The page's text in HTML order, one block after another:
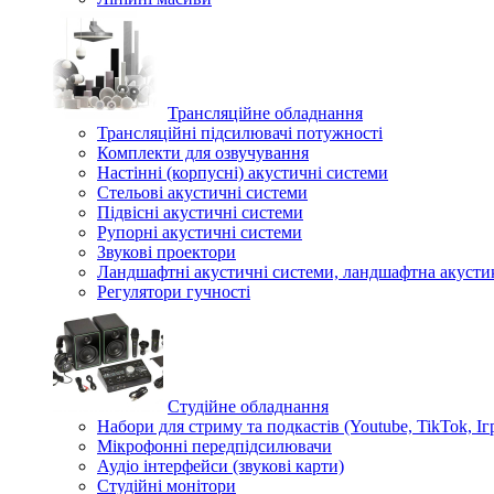
Трансляційне обладнання
Трансляційні підсилювачі потужності
Комплекти для озвучування
Настінні (корпусні) акустичні системи
Стельові акустичні системи
Підвісні акустичні системи
Рупорні акустичні системи
Звукові проектори
Ландшафтні акустичні системи, ландшафтна
Регулятори гучності
Студійне обладнання
Набори для стриму та подкастів (Youtube, TikTok,
Мікрофонні передпідсилювачи
Аудіо інтерфейси (звукові карти)
Студійні монітори